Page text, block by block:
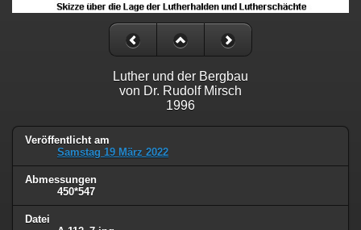
Luther und der Bergbau
von Dr. Rudolf Mirsch
1996
Veröffentlicht am
Samstag 19 März 2022
Abmessungen
450*547
Datei